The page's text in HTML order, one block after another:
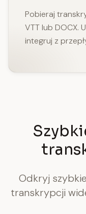
Pobieraj
VTT lub DOCX.
integruj z
Odkryj
transkrypcji